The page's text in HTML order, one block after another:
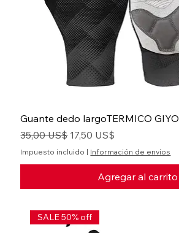
Guante dedo largoTERMICO GIYO
Precio
35,00 US$ Precio de oferta
17,50 US$
Impuesto incluido | Información de envíos
Agregar al carrito
SALE 50% off